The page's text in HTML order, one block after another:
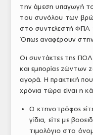
Profile
ΑΡΧΕΙΟ ΤΕΥΧΩΝ
την άμεση υπαγωγή
του συνόλου των
στο συντελεστή ΦΠΑ
Όπως αναφέρουν στην
Οι συντάκτες της
και εμπορίας ζώντων
αγορά. Η πρακτική
χρόνια τώρα είναι η
Ο κτηνοτρόφος
γίδια, είτε με
τιμολόγιο στο